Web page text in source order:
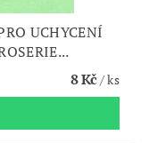
UCHYCENÍ
8 Kč/ ks